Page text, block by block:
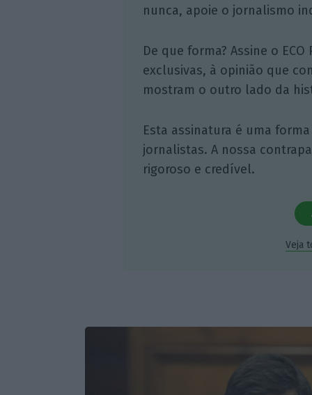
nunca, apoie o jornalismo
De que forma? Assine o
exclusivas, à opinião que
mostram o outro lado da
Esta assinatura é uma
jornalistas. A nossa
rigoroso e credível.
Veja